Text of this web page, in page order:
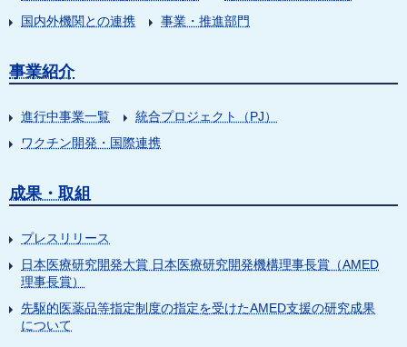
国内外機関との連携
事業・推進部門
事業紹介
進行中事業一覧
統合プロジェクト（PJ）
ワクチン開発・国際連携
成果・取組
プレスリリース
日本医療研究開発大賞 日本医療研究開発機構理事長賞（AMED
理事長賞）
先駆的医薬品等指定制度の指定を受けたAMED支援の研究成果
について